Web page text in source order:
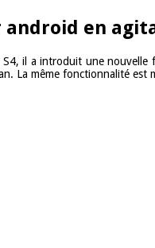
android en
il a introduit une nouvelle
La même fonctionnalité